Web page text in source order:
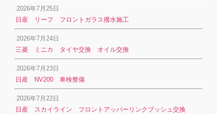
2026年7月25日
日産 リーフ フロントガラス撥水施工
2026年7月24日
三菱 ミニカ タイヤ交換 オイル交換
2026年7月23日
日産 NV200 車検整備
2026年7月22日
日産 スカイライン フロントアッパーリンクブッシュ交換